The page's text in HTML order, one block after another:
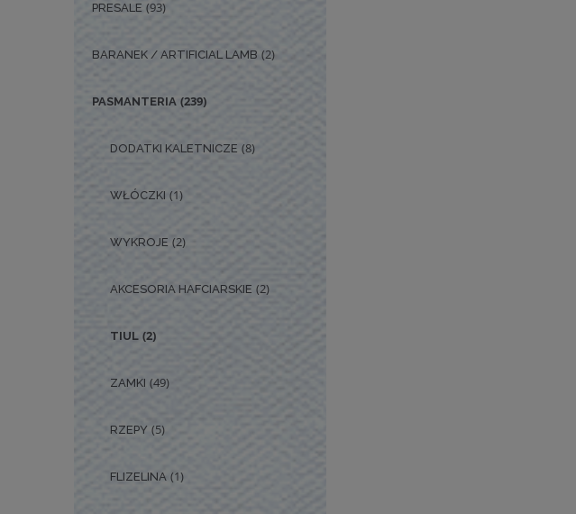
PRESALE (93)
BARANEK / ARTIFICIAL LAMB (2)
PASMANTERIA (239)
DODATKI KALETNICZE (8)
WŁÓCZKI (1)
WYKROJE (2)
AKCESORIA HAFCIARSKIE (2)
TIUL (2)
ZAMKI (49)
RZEPY (5)
FLIZELINA (1)